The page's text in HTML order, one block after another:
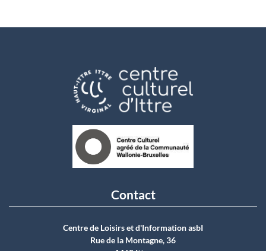
Contact
Centre de Loisirs et d'Information asbI
Rue de la Montagne, 36